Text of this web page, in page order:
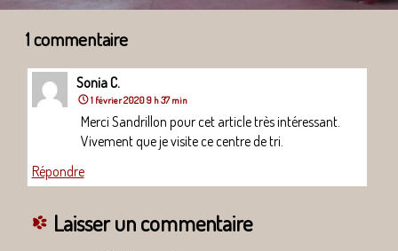
1 commentaire
Sonia C.
1 février 2020 9 h 37 min
Merci Sandrillon pour cet article très intéressant.
Vivement que je visite ce centre de tri.
Répondre
Laisser un commentaire